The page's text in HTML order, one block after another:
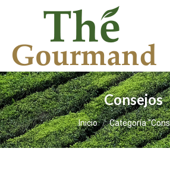
Consejos
Estás aquí:
Inicio Categoría